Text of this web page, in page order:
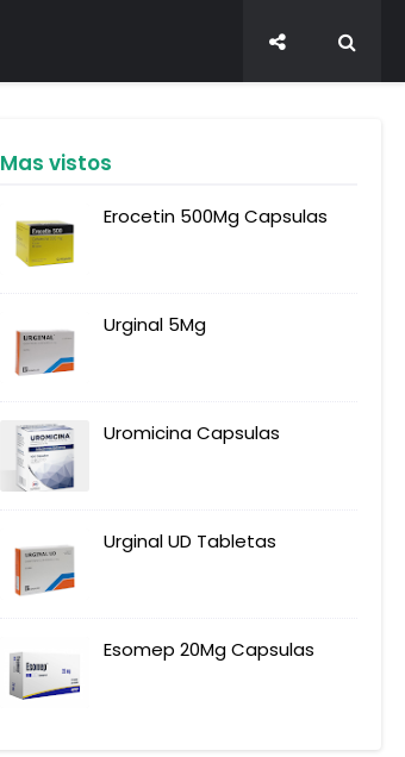
Mas vistos
Erocetin 500Mg Capsulas
Urginal 5Mg
Uromicina Capsulas
Urginal UD Tabletas
Esomep 20Mg Capsulas